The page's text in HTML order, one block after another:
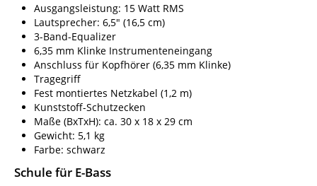
Ausgangsleistung: 15 Watt RMS
Lautsprecher: 6,5" (16,5 cm)
3-Band-Equalizer
6,35 mm Klinke Instrumenteneingang
Anschluss für Kopfhörer (6,35 mm Klinke)
Tragegriff
Fest montiertes Netzkabel (1,2 m)
Kunststoff-Schutzecken
Maße (BxTxH): ca. 30 x 18 x 29 cm
Gewicht: 5,1 kg
Farbe: schwarz
Schule für E-Bass